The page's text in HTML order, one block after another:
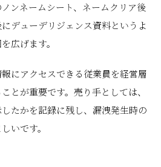
ンネームシート、ネームクリア後
デューデリジェンス資料というよ
広げます。
にアクセスできる従業員を経営層
とが重要です。売り手としては、
たかを記録に残し、漏洩発生時の
いです。